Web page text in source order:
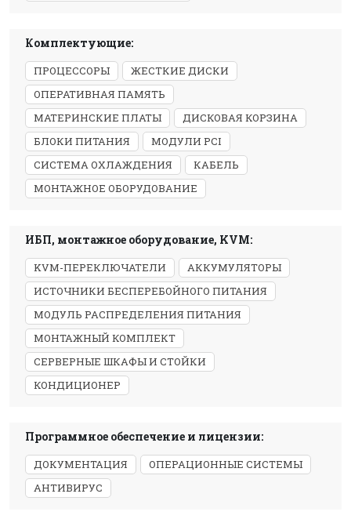
Комплектующие:
ПРОЦЕССОРЫ
ЖЕСТКИЕ ДИСКИ
ОПЕРАТИВНАЯ ПАМЯТЬ
МАТЕРИНСКИЕ ПЛАТЫ
ДИСКОВАЯ КОРЗИНА
БЛОКИ ПИТАНИЯ
МОДУЛИ PCI
СИСТЕМА ОХЛАЖДЕНИЯ
КАБЕЛЬ
МОНТАЖНОЕ ОБОРУДОВАНИЕ
ИБП, монтажное оборудование, KVM:
KVM-ПЕРЕКЛЮЧАТЕЛИ
АККУМУЛЯТОРЫ
ИСТОЧНИКИ БЕСПЕРЕБОЙНОГО ПИТАНИЯ
МОДУЛЬ РАСПРЕДЕЛЕНИЯ ПИТАНИЯ
МОНТАЖНЫЙ КОМПЛЕКТ
СЕРВЕРНЫЕ ШКАФЫ И СТОЙКИ
КОНДИЦИОНЕР
Программное обеспечение и лицензии:
ДОКУМЕНТАЦИЯ
ОПЕРАЦИОННЫЕ СИСТЕМЫ
АНТИВИРУС